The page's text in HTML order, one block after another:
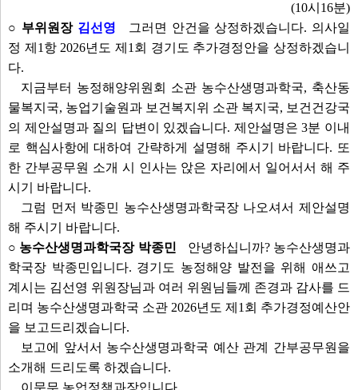
(10시16분)
○ 부위원장 김선영
그러면 안건을 상정하겠습니다. 의사일
정 제1항 2026년도 제1회 경기도 추가경정안을 상정하겠습니
다.
지금부터 농정해양위원회 소관 농수산생명과학국, 축산동
물복지국, 농업기술원과 보건복지위 소관 복지국, 보건건강국
의 제안설명과 질의 답변이 있겠습니다. 제안설명은 3분 이내
로 핵심사항에 대하여 간략하게 설명해 주시기 바랍니다. 또
한 간부공무원 소개 시 인사는 앉은 자리에서 일어서서 해 주
시기 바랍니다.
그럼 먼저 박종민 농수산생명과학국장 나오셔서 제안설명
해 주시기 바랍니다.
○ 농수산생명과학국장 박종민
안녕하십니까? 농수산생명과
학국장 박종민입니다. 경기도 농정해양 발전을 위해 애쓰고
계시는 김선영 위원장님과 여러 위원님들께 존경과 감사를 드
리며 농수산생명과학국 소관 2026년도 제1회 추가경정예산안
을 보고드리겠습니다.
보고에 앞서서 농수산생명과학국 예산 관계 간부공무원을
소개해 드리도록 하겠습니다.
이문무 농업정책과장입니다.